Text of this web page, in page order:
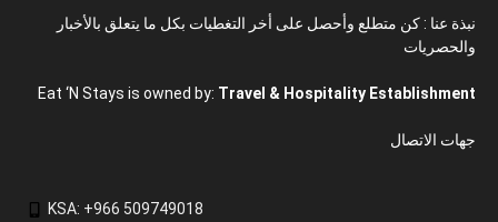
نبذة عنا : كن متطلع وأحصل على أخر التغطيات بكل ما يتعلق بالأخبار
والحصريات
Eat ‘N Stays is owned by: Travel & Hospitality Establishment
جهات الاتصال
KSA: +966 509749018